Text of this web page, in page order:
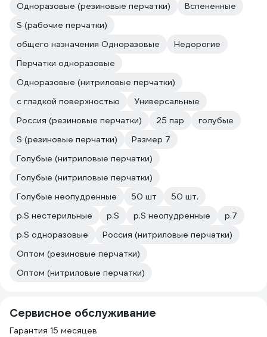
Одноразовые (резиновые перчатки)
Вспененные
S (рабочие перчатки)
общего назначения Одноразовые
Недорогие
Перчатки одноразовые
Одноразовые (нитриловые перчатки)
с гладкой поверхностью
Универсальные
Россия (резиновые перчатки)
25 пар
голубые
S (резиновые перчатки)
Размер 7
Голубые (нитриловые перчатки)
Голубые (нитриловые перчатки)
Голубые неопудренные
50 шт
50 шт.
р.S нестерильные
р.S р.S неопудренные
р.7
р.S одноразовые
Россия (нитриловые перчатки)
Оптом (резиновые перчатки)
Оптом (нитриловые перчатки)
Сервисное обслуживание
Гарантия 15 месяцев